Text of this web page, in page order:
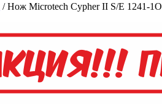
/Нож Microtech Cypher II S/E 1241-